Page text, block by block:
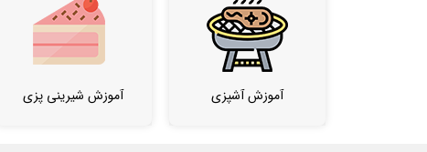
آموزش آشپزی آموزش شیرینی پزی